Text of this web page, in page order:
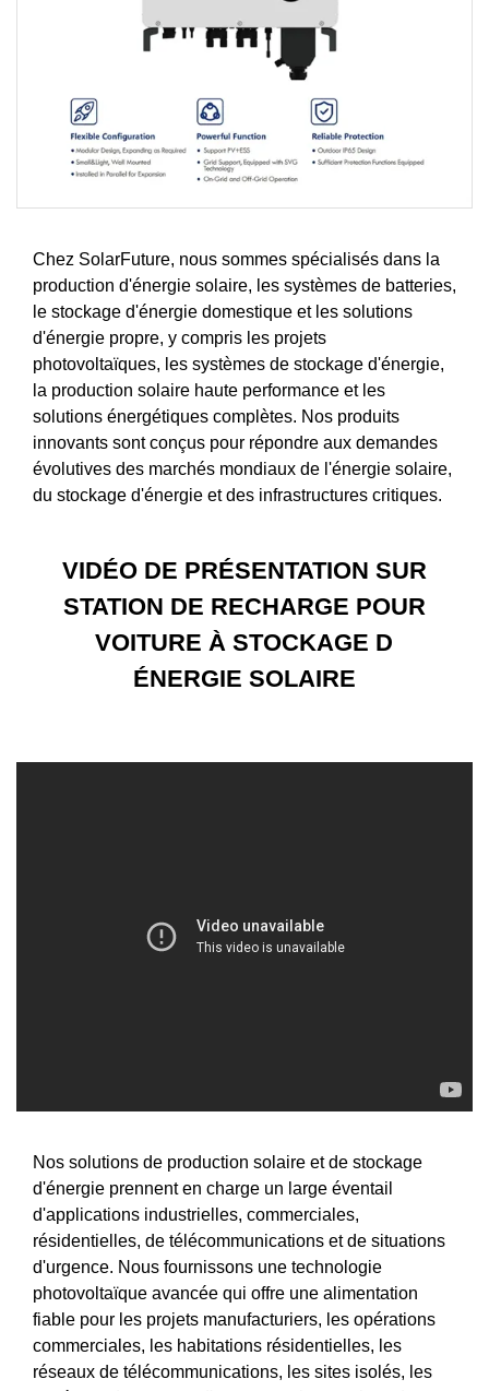
Chez SolarFuture, nous sommes spécialisés dans la
production d'énergie solaire, les systèmes de batteries,
le stockage d'énergie domestique et les solutions
d'énergie propre, y compris les projets
photovoltaïques, les systèmes de stockage d'énergie,
la production solaire haute performance et les
solutions énergétiques complètes. Nos produits
innovants sont conçus pour répondre aux demandes
évolutives des marchés mondiaux de l'énergie solaire,
du stockage d'énergie et des infrastructures critiques.
VIDÉO DE PRÉSENTATION SUR
STATION DE RECHARGE POUR
VOITURE À STOCKAGE D
ÉNERGIE SOLAIRE
Nos solutions de production solaire et de stockage
d'énergie prennent en charge un large éventail
d'applications industrielles, commerciales,
résidentielles, de télécommunications et de situations
d'urgence. Nous fournissons une technologie
photovoltaïque avancée qui offre une alimentation
fiable pour les projets manufacturiers, les opérations
commerciales, les habitations résidentielles, les
réseaux de télécommunications, les sites isolés, les